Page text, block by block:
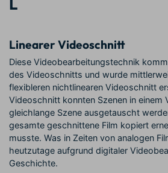
L
Linearer Videoschnitt
Diese Videobearbeitungstechnik
des Videoschnitts und wurde
flexibleren nichtlinearen Videoschnitt
Videoschnitt konnten Szenen in einem
gleichlange Szene ausgetauscht
gesamte geschnittene Film kopiert
musste. Was in Zeiten von analogen
heutzutage aufgrund digitaler
Geschichte.